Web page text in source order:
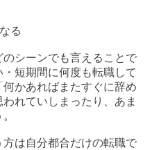
る
シーンでも言えることで
短期間に何度も転職して
かあればまたすぐに辞め
れていしまったり、あま
は自分都合だけの転職で